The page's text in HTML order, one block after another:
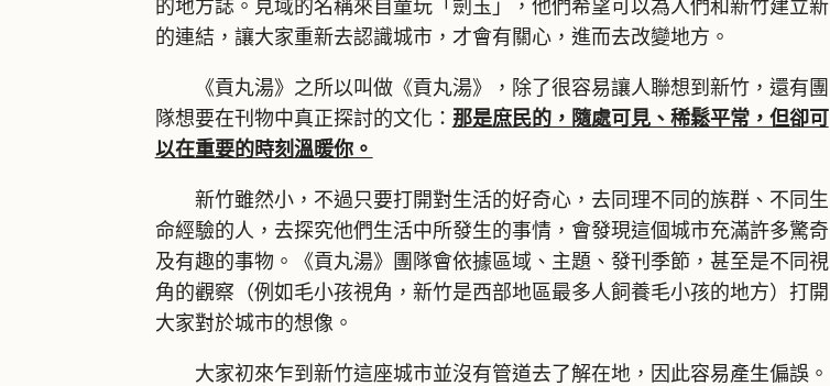
的地方誌。見域的名稱來自童玩「劍玉」，他們希望可以為人們和新竹建立新
的連結，讓大家重新去認識城市，才會有關心，進而去改變地方。
《貢丸湯》之所以叫做《貢丸湯》，除了很容易讓人聯想到新竹，還有團
隊想要在刊物中真正探討的文化： 那是庶民的，隨處可見、稀鬆平常，但卻可
以在重要的時刻溫暖你。
新竹雖然小，不過只要打開對生活的好奇心，去同理不同的族群、不同生
命經驗的人，去探究他們生活中所發生的事情，會發現這個城市充滿許多驚奇
及有趣的事物。《貢丸湯》團隊會依據區域、主題、發刊季節，甚至是不同視
角的觀察（例如毛小孩視角，新竹是西部地區最多人飼養毛小孩的地方）打開
大家對於城市的想像。
大家初來乍到新竹這座城市並沒有管道去了解在地，因此容易產生偏誤。